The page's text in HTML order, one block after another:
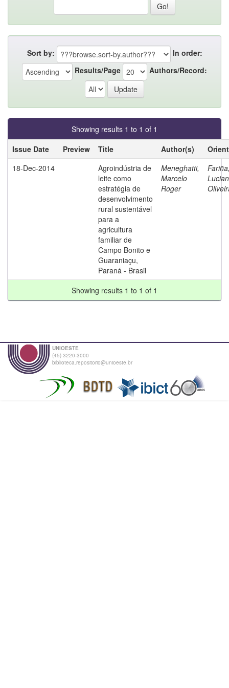
Sort by:
In order:
Results/Page
Authors/Record:
Showing results 1 to 1 of 1
Issue Date
Preview Title Author(s)
18-Dec-2014
Agroindústria de
leite como
estratégia de
desenvolvimento
rural sustentável
para a
agricultura
familiar de
Campo Bonito e
Guaraniaçu,
Paraná - Brasil
Meneghatti,
Marcelo
Roger
Showing results 1 to 1 of 1
UNIOESTE
(45) 3220-3000
biblioteca.repositorio@unioeste.br